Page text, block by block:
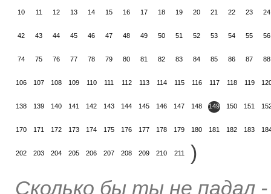
10 11 12 13 14 15 16 17 18 19 20 21 22 23 24
42 43 44 45 46 47 48 49 50 51 52 53 54 55 56
74 75 76 77 78 79 80 81 82 83 84 85 86 87 88
106 107 108 109 110 111 112 113 114 115 116 117 118 119
138 139 140 141 142 143 144 145 146 147 148 149 150 151
170 171 172 173 174 175 176 177 178 179 180 181 182 183
202 203 204 205 206 207 208 209 210 211
)
Сколько бы ты не падал